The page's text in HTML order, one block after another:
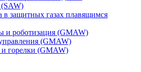
в защитных газах плавящимся
и роботизация (GMAW)
(GMAW)
горелки (GMAW)